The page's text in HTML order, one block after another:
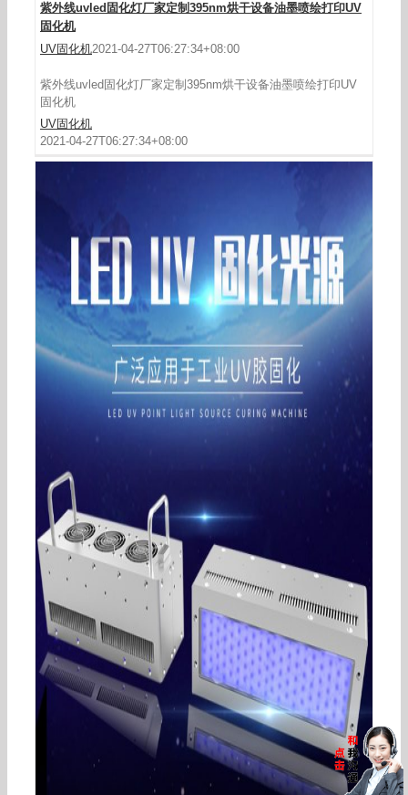
紫外线uvled固化灯厂家定制395nm烘干设备油墨喷绘打印UV
固化机
UV固化机2021-04-27T06:27:34+08:00
紫外线uvled固化灯厂家定制395nm烘干设备油墨喷绘打印UV
固化机
UV固化机
2021-04-27T06:27:34+08:00
轮转机leduv光源显示屏电子UVLED固化设备UV灯
移印LED固化